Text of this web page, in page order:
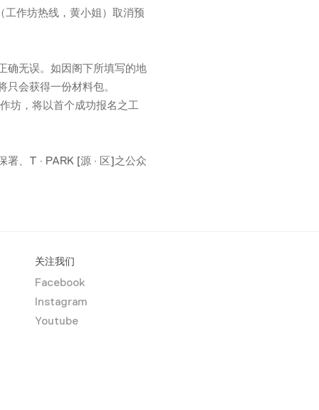
作坊热线，黄小姐）取消预
确无误。如因阁下所填写的地
会获得一份材料包。
坊，将以首个成功报名之工
、T · PARK [源 · 区]之公众
关注我们
Facebook
Instagram
Youtube